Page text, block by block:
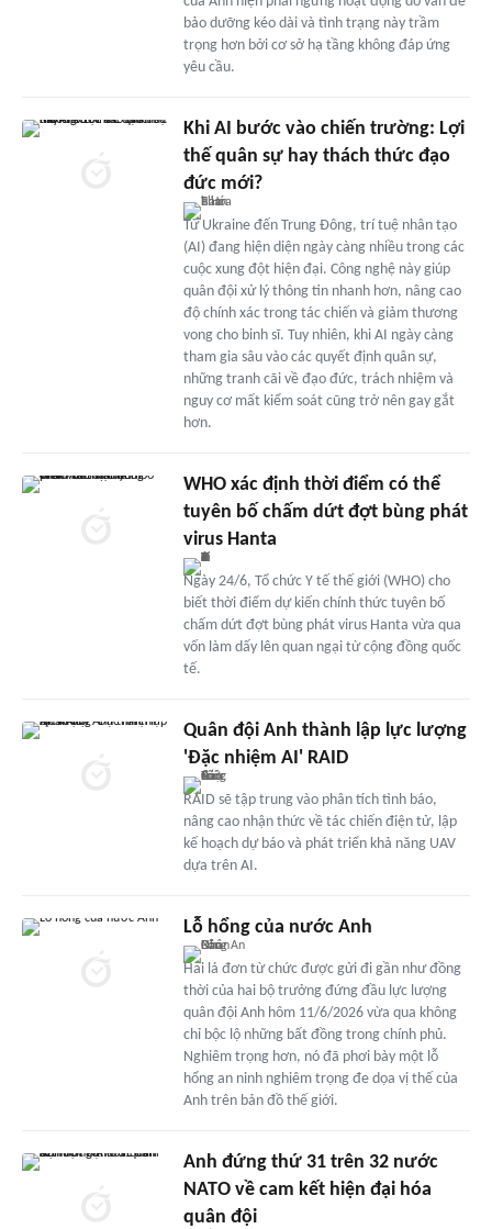
bảo dưỡng kéo dài và tình trạng này trầm
trọng hơn bởi cơ sở hạ tầng không đáp ứng
yêu cầu.
Khi AI bước vào chiến trường: Lợi
thế quân sự hay thách thức đạo
đức mới?
Từ Ukraine đến Trung Đông, trí tuệ nhân tạo
(AI) đang hiện diện ngày càng nhiều trong các
cuộc xung đột hiện đại. Công nghệ này giúp
quân đội xử lý thông tin nhanh hơn, nâng cao
độ chính xác trong tác chiến và giảm thương
vong cho binh sĩ. Tuy nhiên, khi AI ngày càng
tham gia sâu vào các quyết định quân sự,
những tranh cãi về đạo đức, trách nhiệm và
nguy cơ mất kiểm soát cũng trở nên gay gắt
hơn.
WHO xác định thời điểm có thể
tuyên bố chấm dứt đợt bùng phát
virus Hanta
Ngày 24/6, Tổ chức Y tế thế giới (WHO) cho
biết thời điểm dự kiến chính thức tuyên bố
chấm dứt đợt bùng phát virus Hanta vừa qua
vốn làm dấy lên quan ngại từ cộng đồng quốc
tế.
Quân đội Anh thành lập lực lượng
'Đặc nhiệm AI' RAID
RAID sẽ tập trung vào phân tích tình báo,
nâng cao nhận thức về tác chiến điện tử, lập
kế hoạch dự báo và phát triển khả năng UAV
dựa trên AI.
Lỗ hổng của nước Anh
Hai lá đơn từ chức được gửi đi gần như đồng
thời của hai bộ trưởng đứng đầu lực lượng
quân đội Anh hôm 11/6/2026 vừa qua không
chỉ bộc lộ những bất đồng trong chính phủ.
Nghiêm trọng hơn, nó đã phơi bày một lỗ
hổng an ninh nghiêm trọng đe dọa vị thế của
Anh trên bản đồ thế giới.
Anh đứng thứ 31 trên 32 nước
NATO về cam kết hiện đại hóa
quân đội